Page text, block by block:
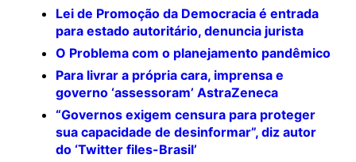
Lei de Promoção da Democracia é entrada
para estado autoritário, denuncia jurista
O Problema com o planejamento pandêmico
Para livrar a própria cara, imprensa e
governo ‘assessoram’ AstraZeneca
“Governos exigem censura para proteger
sua capacidade de desinformar”, diz autor
do ‘Twitter files-Brasil’